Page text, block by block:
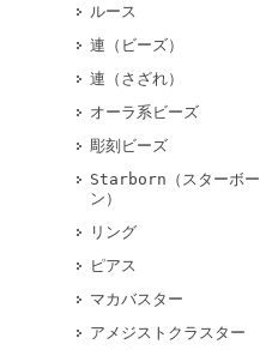
ルース
連（ビーズ）
連（さざれ）
オーラ系ビーズ
彫刻ビーズ
Starborn（スターボー
ン）
リング
ピアス
マカバスター
アメジストクラスター